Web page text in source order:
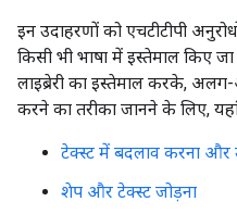
इन उदाहरणों को एचटीटीपी
किसी भी भाषा में इस्तेमाल किए
लाइब्रेरी का इस्तेमाल करके,
करने का तरीका जानने के लिए,
टेक्स्ट में बदलाव करना और
शेप और टेक्स्ट जोड़ना